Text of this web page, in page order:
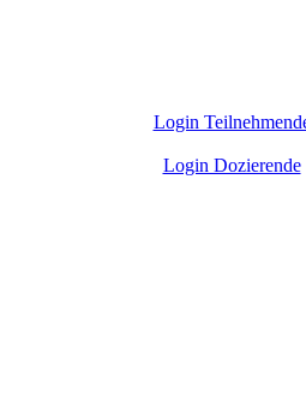
Login
Login Dozierende